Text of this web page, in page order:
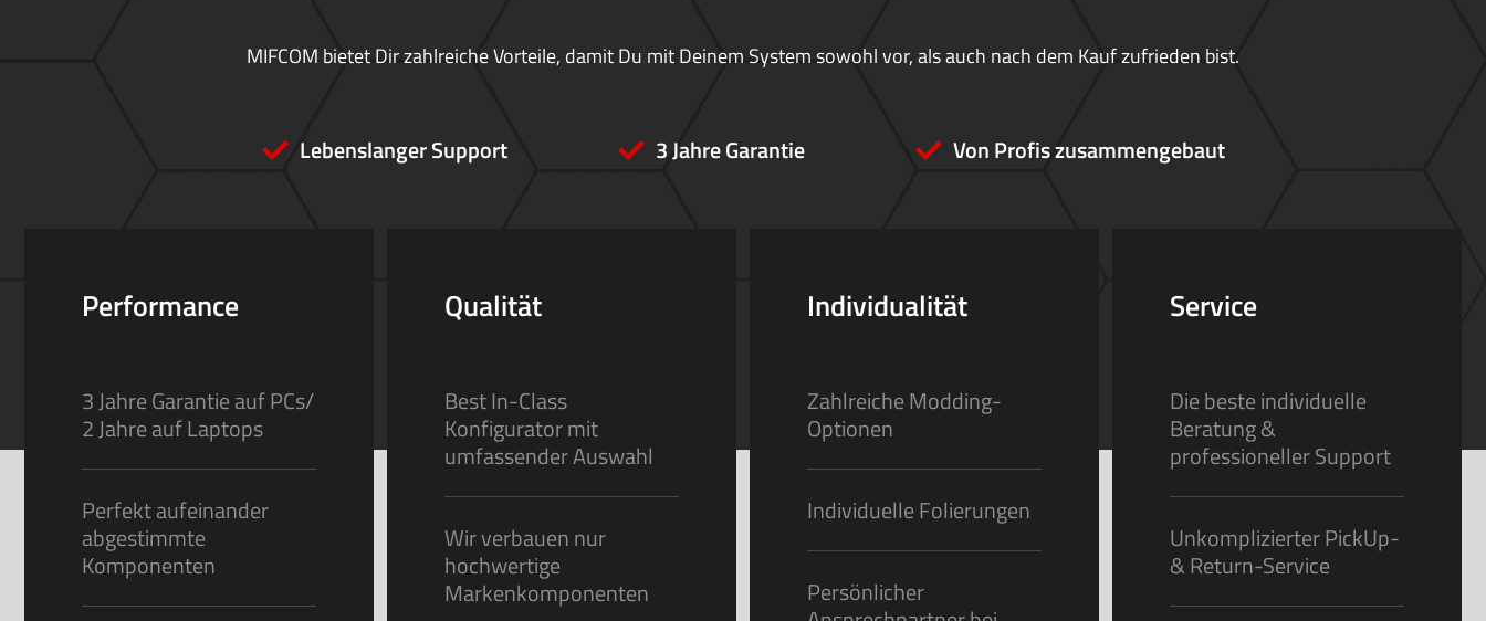
MIFCOM bietet Dir zahlreiche Vorteile, damit Du mit Deinem System sowohl vor, als auch nach dem Kauf zufrieden bist.
Lebenslanger Support 3 Jahre Garantie Von Profis zusammengebaut
Performance
3 Jahre Garantie auf PCs/
2 Jahre auf Laptops
Perfekt aufeinander
abgestimmte
Komponenten
Qualität
Best In-Class
Konfigurator mit
umfassender Auswahl
Wir verbauen nur
hochwertige
Markenkomponenten
Individualität
Zahlreiche Modding-
Optionen
Individuelle Folierungen
Persönlicher
Service
Die beste individuelle
Beratung &
professioneller Support
Unkomplizierter PickUp-
& Return-Service